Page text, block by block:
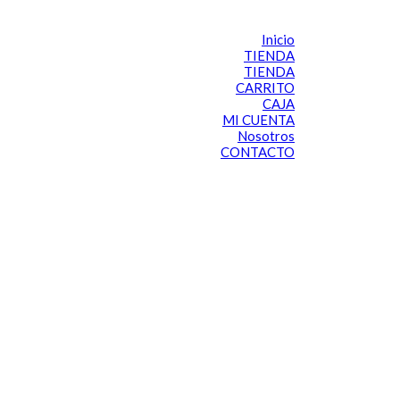
Inicio
TIENDA
TIENDA
CARRITO
CAJA
MI CUENTA
Nosotros
CONTACTO